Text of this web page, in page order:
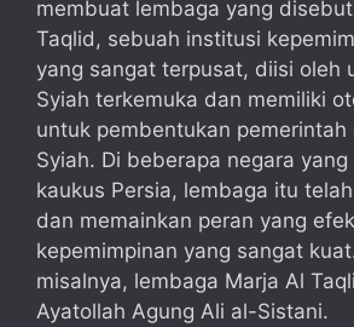
membuat lembaga yang
Taqlid, sebuah institusi
yang sangat terpusat, diisi oleh
Syiah terkemuka dan memiliki
untuk pembentukan
Syiah. Di beberapa negara
kaukus Persia, lembaga itu
dan memainkan peran yang
kepemimpinan yang sangat
misalnya, lembaga Marja Al
Ayatollah Agung Ali al-Sistani.